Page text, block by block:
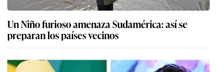
Un Niño furioso amenaza Sudamérica: así se
preparan los países vecinos